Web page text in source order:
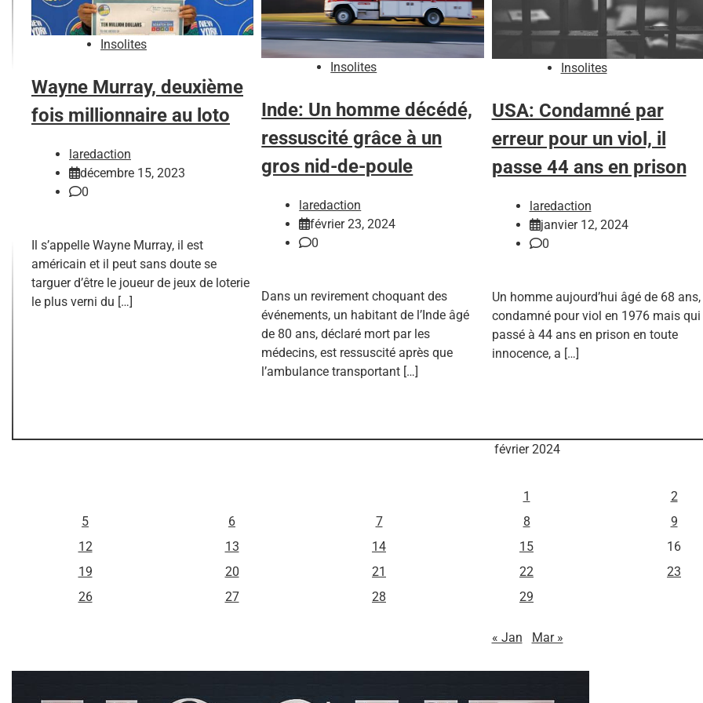
Insolites
Wayne Murray, deuxième
fois millionnaire au loto
laredaction
décembre 15, 2023
0
Il s’appelle Wayne Murray, il est
américain et il peut sans doute se
targuer d’être le joueur de jeux de loterie
le plus verni du […]
Insolites
Inde: Un homme décédé,
ressuscité grâce à un
gros nid-de-poule
laredaction
février 23, 2024
0
Dans un revirement choquant des
événements, un habitant de l’Inde âgé
de 80 ans, déclaré mort par les
médecins, est ressuscité après que
l’ambulance transportant […]
Insolites
USA: Condamné par
erreur pour un viol, il
passe 44 ans en prison
laredaction
janvier 12, 2024
0
Un homme aujourd’hui âgé de 68 ans,
condamné pour viol en 1976 mais qui
passé à 44 ans en prison en toute
innocence, a […]
février 2024
1
2
5
6 7 8
9
12
13 14 15
16
19
20 21 22
23
26
27 28 29
« Jan Mar »